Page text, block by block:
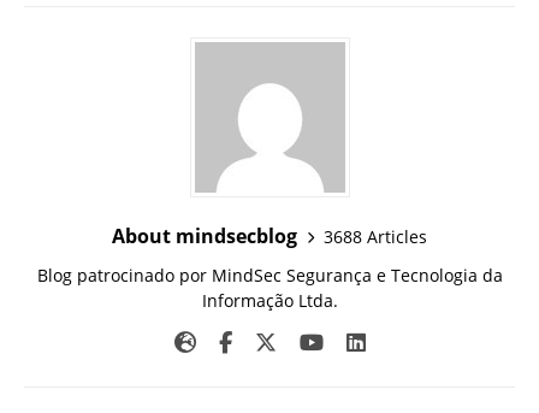
About mindsecblog
3688 Articles
Blog patrocinado por MindSec Segurança e Tecnologia da
Informação Ltda.